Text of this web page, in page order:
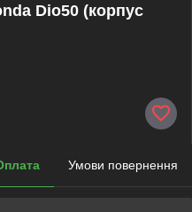
Dio50 (корпус
Умови повернення